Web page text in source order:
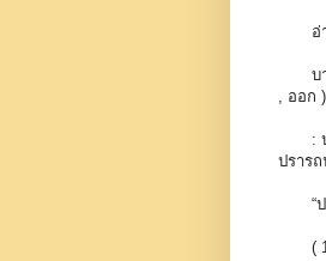
อ่าน
บาลี
, ออ
: ป +
ปรารถ
“ปท
( 1 )